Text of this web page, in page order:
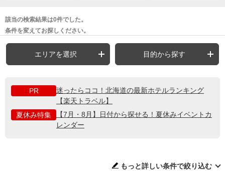
該当の検索結果は0件でした。
条件を変えてお探しください。
エリアを選択 目的から探す
PR
迷ったらココ！北海道の最新ホテルランキング
【楽天トラベル】
夏休み特集
【7月・8月】日付から探せる！夏休みイベントカ
レンダー
もっと詳しい条件で絞り込む